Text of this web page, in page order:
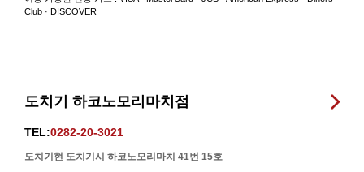
Club · DISCOVER
도치기 하코노모리마치점
TEL:0282-20-3021
도치기현 도치기시 하코노모리마치 41번 15호